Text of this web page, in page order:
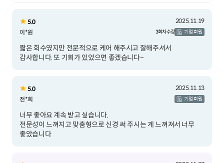
5.0
2025.11.19
이*원
3회차 수강 기업 회원
짧은 회수였지만 전문적으로 케어 해주시고 잘해주셔서
감사합니다. 또 기회가 있었으면 좋겠습니다~
5.0
2025.11.13
전*희
기업 회원
너무 좋아요 계속 받고 싶습니다.
전문성이 느껴지고 맞춤형으로 신경 써 주시는 게 느껴져서 너무
좋았습니다